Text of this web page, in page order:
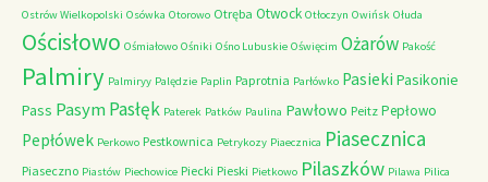
Ostrów Wielkopolski Osówka Otorowo Otręba Otwock Otłoczyn Owińsk Ołuda
Ościsłowo Ośmiałowo Ośniki Ośno Lubuskie Oświęcim Ożarów Pakość
Palmiry Palmiryy Palędzie Paplin Paprotnia Parłówko Pasieki Pasikonie
Pass PasymPasłęk Paterek Patków Paulina Pawłowo Peitz Pepłowo
Pepłówek Perkowo Pestkownica Petrykozy Piaecznica Piasecznica
Piaseczno Piastów Piechowice Piecki Pieski Pietkowo Pilaszków Pilawa Pilica